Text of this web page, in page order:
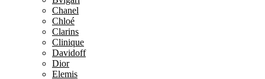
Chanel
Chloé
Clarins
Clinique
Davidoff
Dior
Elemis